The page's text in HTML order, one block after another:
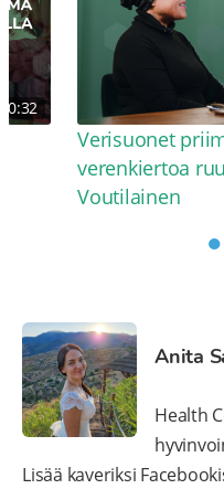
30:32
Verisuonet
verenkiertoa
Voutilainen
●
Anita
Health
Lisää kaveriksi